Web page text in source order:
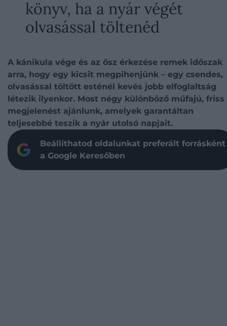
könyv, ha a nyár végét
olvasással töltenéd
A kánikula vége és az ősz érkezése remek időszak
arra, hogy egy kicsit megpihenjünk – egy csendes,
olvasással töltött esténél kevés jobb elfoglaltság
létezik ilyenkor. Most négy különböző műfajú, friss
megjelenést ajánlunk, amelyek garantáltan
teljesebbé teszik a nyár utolsó napjait.
Beállíthatod oldalunkat preferált forrásként
a Google Keresőben